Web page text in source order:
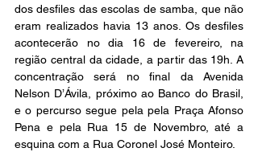
dos desfiles das escolas de samba, que não
eram realizados havia 13 anos. Os desfiles
acontecerão no dia 16 de fevereiro, na
região central da cidade, a partir das 19h. A
concentração será no final da Avenida
Nelson D’Ávila, próximo ao Banco do Brasil,
e o percurso segue pela pela Praça Afonso
Pena e pela Rua 15 de Novembro, até a
esquina com a Rua Coronel José Monteiro.